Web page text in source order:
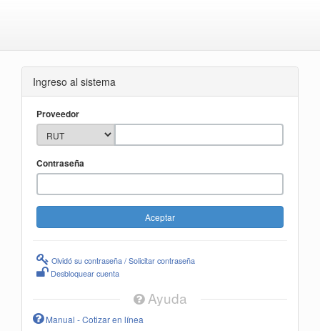
Ingreso al sistema
Proveedor
Contraseña
Olvidó su contraseña / Solicitar contraseña
Desbloquear cuenta
Ayuda
Manual - Cotizar en línea